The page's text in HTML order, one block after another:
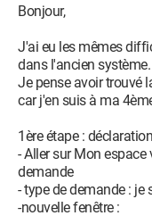
Bonjour,
J'ai eu les mêmes
dans l'ancien système.
Je pense avoir trouvé
car j'en suis à ma
1ère étape :
- Aller sur Mon
demande
- type de demande :
-nouvelle fenêtre :